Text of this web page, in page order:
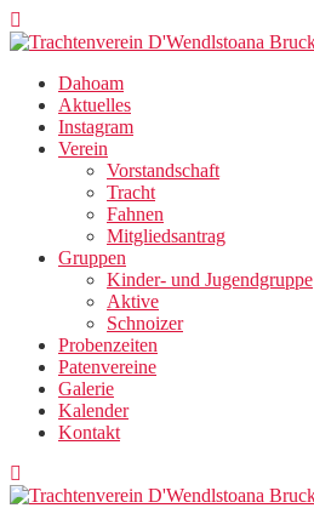
Zum
Inhalt
Dahoam
Aktuelles
Instagram
Verein
Vorstandschaft
Tracht
Fahnen
Mitgliedsantrag
Gruppen
Kinder- und Jugendgruppe
Aktive
Schnoizer
Probenzeiten
Patenvereine
Galerie
Kalender
Kontakt